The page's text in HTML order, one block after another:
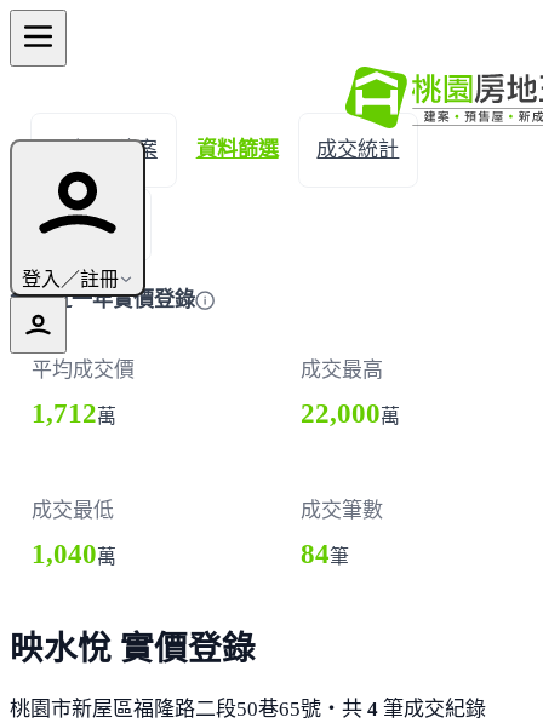
登入／註冊
← 返回建案 資料篩選 成交統計
成交明細
新屋近一年實價登錄
平均成交價
1,712萬
成交最高
22,000萬
成交最低
1,040萬
成交筆數
84筆
映水悅 實價登錄
桃園市新屋區福隆路二段50巷65號・共 4 筆成交紀錄